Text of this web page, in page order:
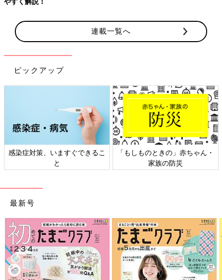
連載一覧へ
ピックアップ
・
日本外来小児科学会リーフレッ
六星占術 細木かおりさんの
相談
最新号